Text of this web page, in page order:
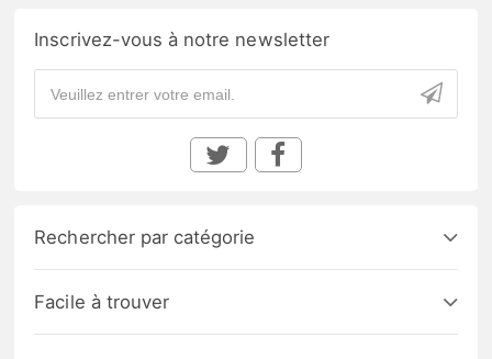
Inscrivez-vous à notre newsletter
Rechercher par catégorie
Facile à trouver